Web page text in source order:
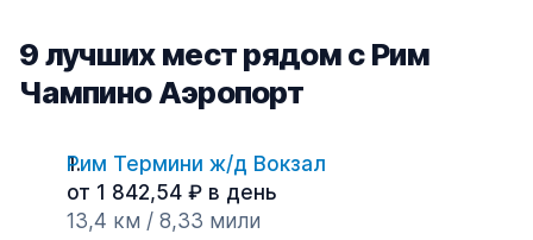
9 лучших мест рядом с Рим
Чампино Аэропорт
Рим Термини ж/д Вокзал
от 1 842,54 ₽ в день
13,4 км / 8,33 мили